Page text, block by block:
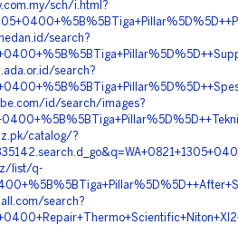
sch/i.html?
search?
search?
id/search/images?
catalog/?
list/q-
search?